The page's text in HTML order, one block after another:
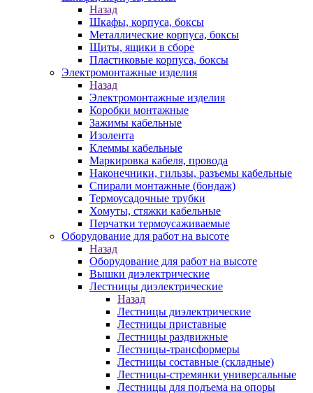
Назад
Шкафы, корпуса, боксы
Металлические корпуса, боксы
Щиты, ящики в сборе
Пластиковые корпуса, боксы
Электромонтажные изделия
Назад
Электромонтажные изделия
Коробки монтажные
Зажимы кабельные
Изолента
Клеммы кабельные
Маркировка кабеля, провода
Наконечники, гильзы, разъемы кабельные
Спирали монтажные (бондаж)
Термоусадочные трубки
Хомуты, стяжки кабельные
Перчатки термоусаживаемые
Оборудование для работ на высоте
Назад
Оборудование для работ на высоте
Вышки диэлектрические
Лестницы диэлектрические
Назад
Лестницы диэлектрические
Лестницы приставные
Лестницы раздвижные
Лестницы-трансформеры
Лестницы составные (складные)
Лестницы-стремянки универсальные
Лестницы для подъема на опоры